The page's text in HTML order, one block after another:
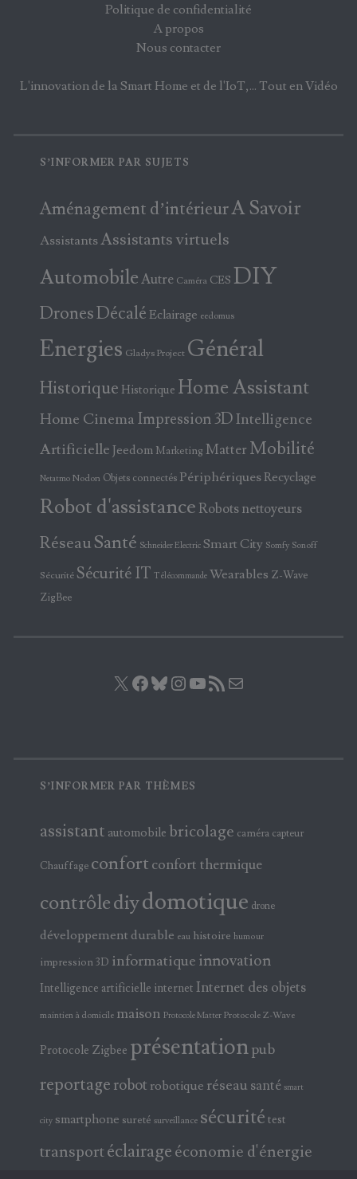
Politique de confidentialité
A propos
Nous contacter
L'innovation de la Smart Home et de l'IoT,... Tout en Vidéo
S’INFORMER PAR SUJETS
Aménagement d’intérieurA Savoir
AssistantsAssistants virtuels
AutomobileAutre Caméra CES DIY
DronesDécalé Eclairage eedomus
Energies Gladys Project Général
Historique Historique Home Assistant
Home Cinema Impression 3DIntelligence
Artificielle Jeedom Marketing Matter Mobilité
Netatmo Nodon Objets connectés PériphériquesRecyclage
Robot d'assistance Robots nettoyeurs
RéseauSanté Schneider Electric Smart City Somfy Sonoff
Sécurité Sécurité IT Télécommande Wearables Z-Wave
ZigBee
X Facebook
Bluesky
Instagram
YouTube
Flux RSS
S’INFORMER PAR THÈMES
assistant automobile bricolage caméra capteur
Chauffage confort confort thermique
contrôlediydomotique drone
développement durable eau histoire humour
impression 3D informatique innovation
Intelligence artificielle internet Internet des objets
maintien à domicile maison Protocole Matter Protocole Z-Wave
Protocole Zigbee présentationpub
reportage robot robotique réseau santé smart
city smartphone sureté surveillance sécurité test
transportéclairageéconomie d'énergie